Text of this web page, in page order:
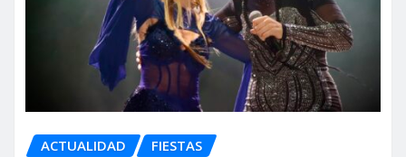
ACTUALIDAD
FIESTAS